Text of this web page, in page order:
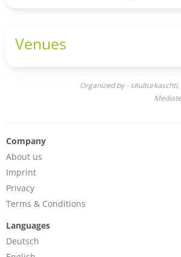
Vorläufiges Line-Up
•LARA LÖWENSTEIN
•CHRIS DELOKI
•NADIN
•FAIRTRADE FLOYD
•MICHI K.
•JONAS THOMA
•pepe
•THE ENVILS
Venues
Organized by -
Company
About us
Imprint
Privacy
Terms & Conditions
Languages
Deutsch